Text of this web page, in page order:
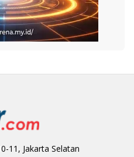
11, Jakarta Selatan